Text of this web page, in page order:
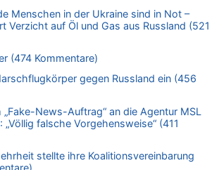
von Analise zu
in Londons City niedergestochen
von michlaustderaffe zu
in diesem Sommer ist jetzt amtlich
von Pferd und Wagen zu
wieder Mekka des Pferdesports –
Reit-WM auf starke Springreiter
von Mungo zu
Fälle von Fahrerflucht in Belgien –
sind die häufigsten Opfer
Menschen in der Ukraine sind in Not –
Verzicht auf Öl und Gas aus Russland (521
(474 Kommentare)
gegen Russland ein (456
„Fake-News-Auftrag“ an die Agentur MSL
„Völlig falsche Vorgehensweise“ (411
stellte ihre Koalitionsvereinbarung